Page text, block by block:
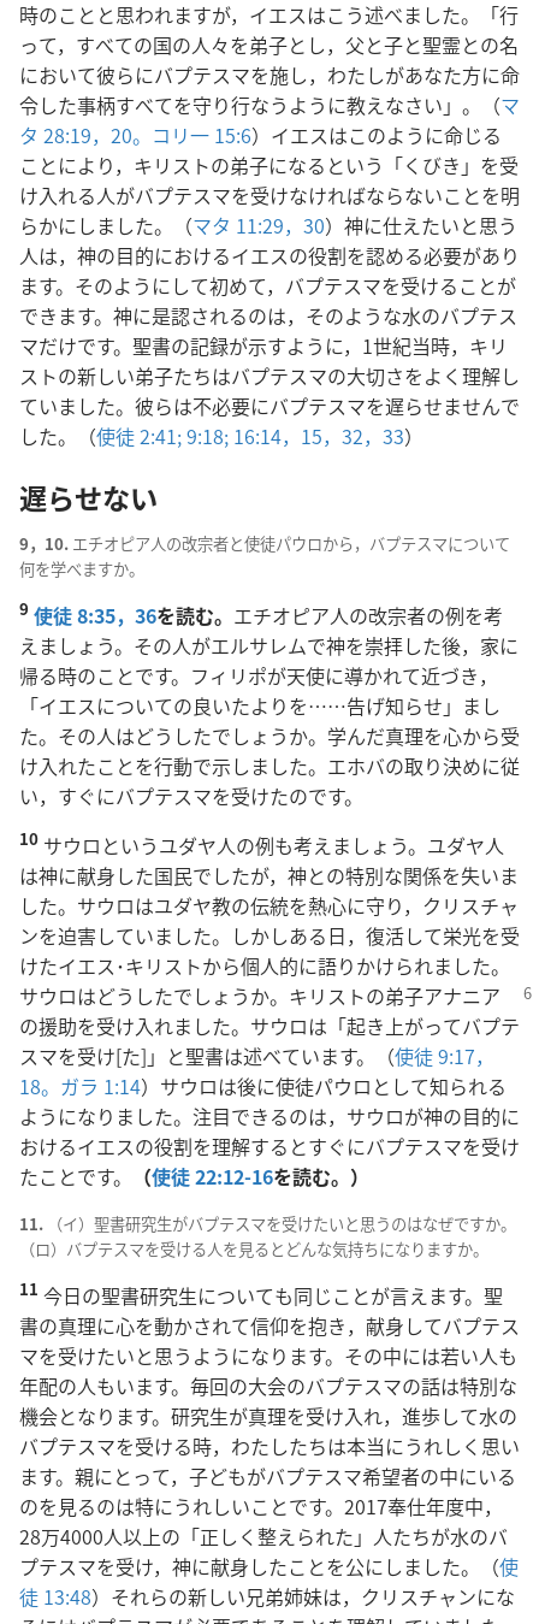
時のことと思われますが，イエスはこう述べました。「行
って，すべての国の人々を弟子とし，父と子と聖霊との名
において彼らにバプテスマを施し，わたしがあなた方に命
令した事柄すべてを守り行なうように教えなさい」。（マ
タ 28:19，20。 コリ一 15:6）イエスはこのように命じる
ことにより，キリストの弟子になるという「くびき」を受
け入れる人がバプテスマを受けなければならないことを明
らかにしました。（マタ 11:29，30）神に仕えたいと思う
人は，神の目的におけるイエスの役割を認める必要があり
ます。そのようにして初めて，バプテスマを受けることが
できます。神に是認されるのは，そのような水のバプテス
マだけです。聖書の記録が示すように，1世紀当時，キリ
ストの新しい弟子たちはバプテスマの大切さをよく理解し
ていました。彼らは不必要にバプテスマを遅らせませんで
した。（使徒 2:41;9:18; 16:14，15， 32，33）
遅らせない
9，10. エチオピア人の改宗者と使徒パウロから，バプテスマについて
何を学べますか。
9 使徒 8:35，36を読む。 エチオピア人の改宗者の例を考
えましょう。その人がエルサレムで神を崇拝した後，家に
帰る時のことです。フィリポが天使に導かれて近づき，
「イエスについての良いたよりを……告げ知らせ」まし
た。その人はどうしたでしょうか。学んだ真理を心から受
け入れたことを行動で示しました。エホバの取り決めに従
い，すぐにバプテスマを受けたのです。
10 サウロというユダヤ人の例も考えましょう。ユダヤ人
は神に献身した国民でしたが，神との特別な関係を失いま
した。サウロはユダヤ教の伝統を熱心に守り，クリスチャ
ンを迫害していました。しかしある日，復活して栄光を受
けたイエス･キリストから個人的に語りかけられました。
サウロはどうしたでしょ うか。キリストの弟子アナニア
の援助を受け入れました。サウロは「起き上がってバプテ
スマを受け[た]」と聖書は述べています。（使徒 9:17，
18。 ガラ 1:14）サウロは後に使徒パウロとして知られる
ようになりました。注目できるのは，サウロが神の目的に
おけるイエスの役割を理解するとすぐにバプテスマを受け
たことです。
（使徒 22:12-16を読む。）
11. （イ）聖書研究生がバプテスマを受けたいと思うのはなぜですか。
（ロ）バプテスマを受ける人を見るとどんな気持ちになりますか。
11 今日の聖書研究生についても同じことが言えます。聖
書の真理に心を動かされて信仰を抱き，献身してバプテス
マを受けたいと思うようになります。その中には若い人も
年配の人もいます。毎回の大会のバプテスマの話は特別な
機会となります。研究生が真理を受け入れ，進歩して水の
バプテスマを受ける時，わたしたちは本当にうれしく思い
ます。親にとって，子どもがバプテスマ希望者の中にいる
のを見るのは特にうれしいことです。2017奉仕年度中，
28万4000人以上の「正しく整えられた」人たちが水のバ
プテスマを受け，神に献身したことを公にしました。（使
徒 13:48）それらの新しい兄弟姉妹は，クリスチャンにな